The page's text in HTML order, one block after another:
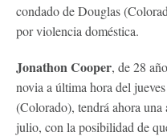
condado de Douglas
por violencia doméstica.
Jonathon Cooper, de 28
novia a última hora del
(Colorado), tendrá ahora
julio, con la posibilidad de